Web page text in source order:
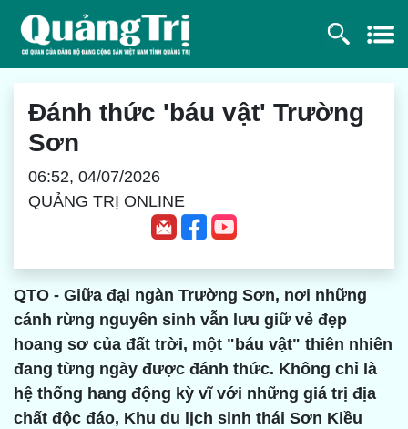
Đánh thức 'báu vật' Trường
Sơn
06:52, 04/07/2026
QUẢNG TRỊ ONLINE
QTO - Giữa đại ngàn Trường Sơn, nơi những
cánh rừng nguyên sinh vẫn lưu giữ vẻ đẹp
hoang sơ của đất trời, một "báu vật" thiên nhiên
đang từng ngày được đánh thức. Không chỉ là
hệ thống hang động kỳ vĩ với những giá trị địa
chất độc đáo, Khu du lịch sinh thái Sơn Kiều